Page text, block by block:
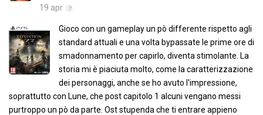
19 apr
Gioco con un gameplay un pò differente rispetto agli
standard attuali e una volta bypassate le prime ore di
smadonnamento per capirlo, diventa stimolante. La
storia mi è piaciuta molto, come la caratterizzazione
dei personaggi, anche se ho avuto l'impressione,
soprattutto con Lune, che post capitolo 1 alcuni vengano messi
purtroppo un pò da parte. Ost stupenda che ti entrare appieno